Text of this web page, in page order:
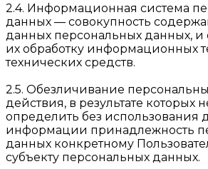
2.4. Информационная система
данных — совокупность
данных персональных данных,
их обработку информационных
технических средств.
2.5. Обезличивание
действия, в результате которых
определить без использования
информации принадлежность
данных конкретному
субъекту персональных данных.